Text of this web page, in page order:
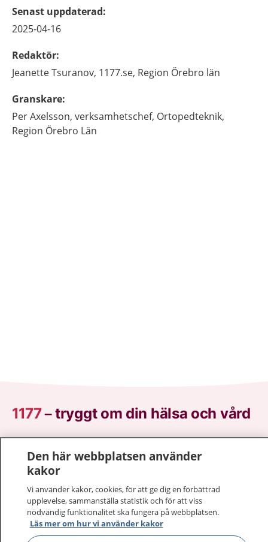
Senast uppdaterad:
2025-04-16
Redaktör:
JeanetteTsuranov, 1177.se, Region Örebro län
Granskare:
PerAxelsson, verksamhetschef, Ortopedteknik,
Region Örebro Län
1177–tryggt om din hälsa och vård
På 1177.se får du råd om hälsa och information om
sjukdomar och vilka mottagningar du kan kontakta.
Logga in för att läsa din journal och göra dina
vårdärenden. Ring telefonnummer 1177 för
sjukvårdsrådgivning dygnet runt.
1177 ger dig råd när du vill må bättre.
Den här webbplatsen använder
kakor
Vi använder kakor, cookies, för att ge dig en förbättrad
upplevelse, sammanställa statistik och för att viss
nödvändig funktionalitet ska fungera på webbplatsen.
Läs mer om hur vi använder kakor